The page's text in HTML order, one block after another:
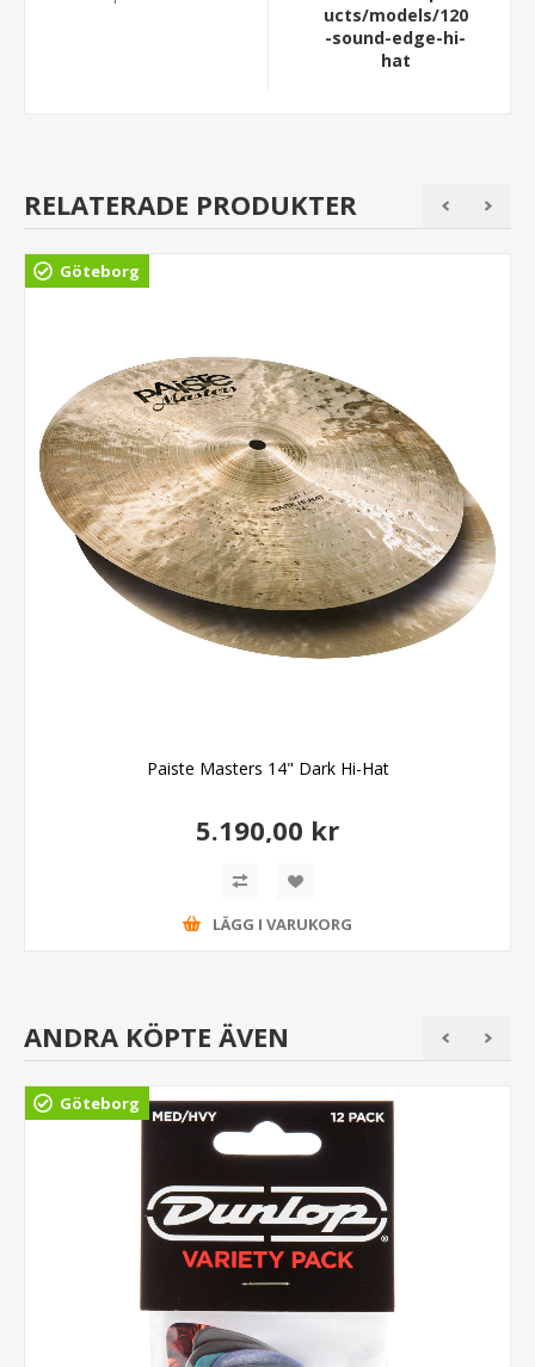
ucts/models/120
-sound-edge-hi-
hat
RELATERADE PRODUKTER
Göteborg
Paiste Masters 14" Dark Hi-Hat
5.190,00 kr
LÄGG I VARUKORG
ANDRA KÖPTE ÄVEN
Göteborg